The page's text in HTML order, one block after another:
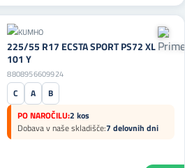
225/55 R17 ECSTA SPORT PS72 XL
101 Y
8808956609924
C A
B
PO NAROČILU:2 kos
Dobava v naše skladišče:7 delovnih dni